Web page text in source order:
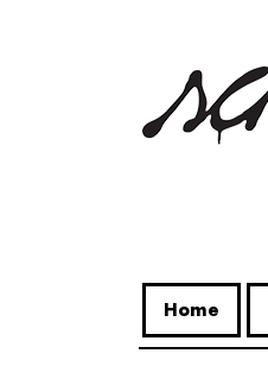
Home